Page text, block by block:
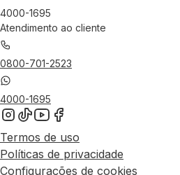
4000-1695
Atendimento ao cliente
0800-701-2523
4000-1695
Termos de uso
Políticas de privacidade
Configurações de cookies